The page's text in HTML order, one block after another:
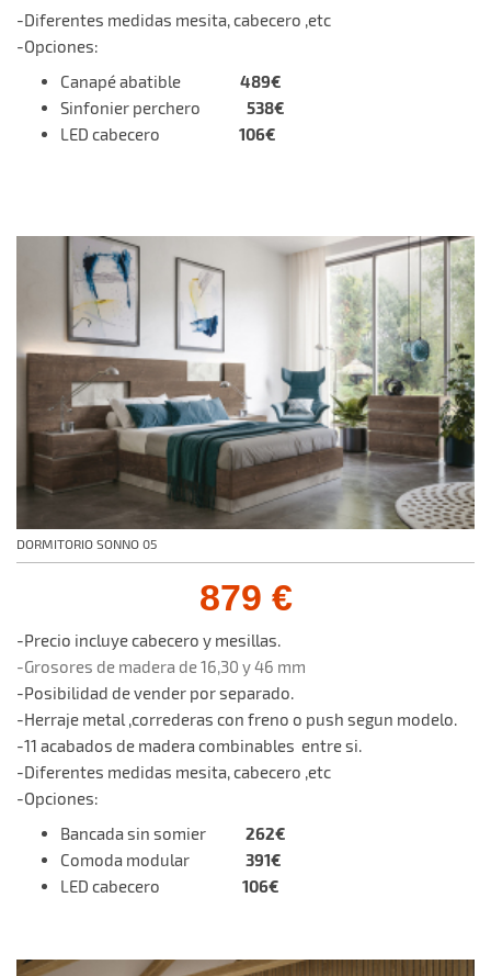
-Diferentes medidas mesita, cabecero ,etc
-Opciones:
Canapé abatible 489€
Sinfonier perchero 538€
LED cabecero 106€
DORMITORIO SONNO 05
879 €
-Precio incluye cabecero y mesillas.
-Grosores de madera de 16,30 y 46 mm
-Posibilidad de vender por separado.
-Herraje metal ,correderas con freno o push segun modelo.
-11 acabados de madera combinables entre si.
-Diferentes medidas mesita, cabecero ,etc
-Opciones:
Bancada sin somier 262€
Comoda modular 391€
LED cabecero 106€